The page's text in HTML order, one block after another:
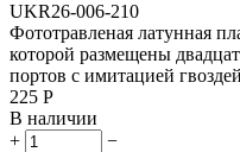
UKR26-006-210
Фототравленая латунная
которой размещены
портов с имитацией
‍225‍ Р
В наличии
+
−